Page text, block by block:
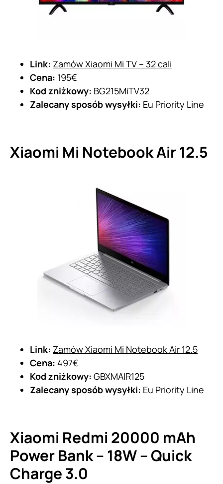
Link: Zamów Xiaomi Mi TV – 32 cali
Cena: 195€
Kod zniżkowy: BG215MiTV32
Zalecany sposób wysyłki: Eu Priority Line
Xiaomi Mi Notebook Air 12.5
Link: Zamów Xiaomi Mi Notebook Air 12.5
Cena: 497€
Kod zniżkowy: GBXMAIR125
Zalecany sposób wysyłki: Eu Priority Line
Xiaomi Redmi 20000 mAh
Power Bank – 18W – Quick
Charge 3.0